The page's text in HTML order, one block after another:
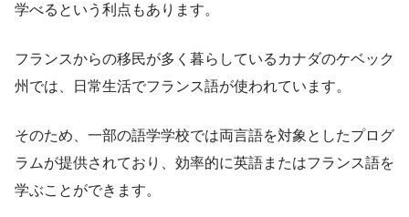
学べるという利点もあります。
フランスからの移民が多く暮らしているカナダのケベック
州では、日常生活でフランス語が使われています。
そのため、一部の語学学校では両言語を対象としたプログ
ラムが提供されており、効率的に英語またはフランス語を
学ぶことができます。